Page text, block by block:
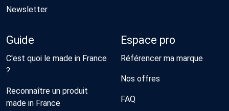
Newsletter
Guide
C'est quoi le made in France
?
Reconnaître un produit
made in France
Espace pro
Référencer ma marque
Nos offres
FAQ